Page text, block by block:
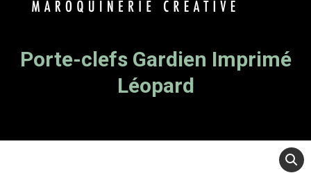
Porte-clefs Gardien Imprimé
Léopard